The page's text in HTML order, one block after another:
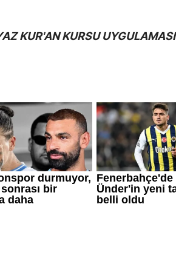
KUR'AN KURSU UYGULAMASI